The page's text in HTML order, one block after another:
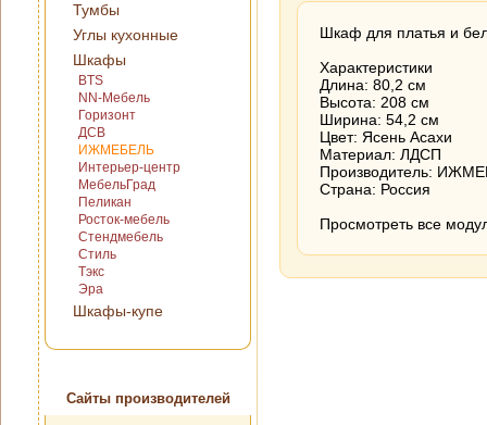
Тумбы
Углы кухонные
Шкафы
BTS
NN-Мебель
Горизонт
ДСВ
ИЖМЕБЕЛЬ
Интерьер-центр
МебельГрад
Пеликан
Росток-мебель
Стендмебель
Стиль
Тэкс
Эра
Шкафы-купе
Сайты производителей
Шкаф для платья и
Характеристики
Длина: 80,2 см
Высота: 208 см
Ширина: 54,2 см
Цвет: Ясень Асахи
Материал: ЛДСП
Производитель:
Страна: Россия
Просмотреть все